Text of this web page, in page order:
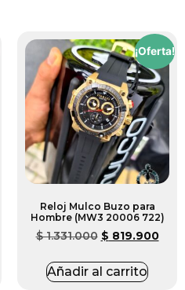
¡Oferta!
Reloj Mulco Buzo para
Hombre (MW3 20006 722)
$1.331.000 $ 819.900
Añadir al carrito